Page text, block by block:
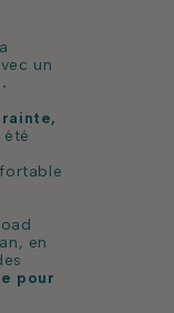
un
été
en
pour